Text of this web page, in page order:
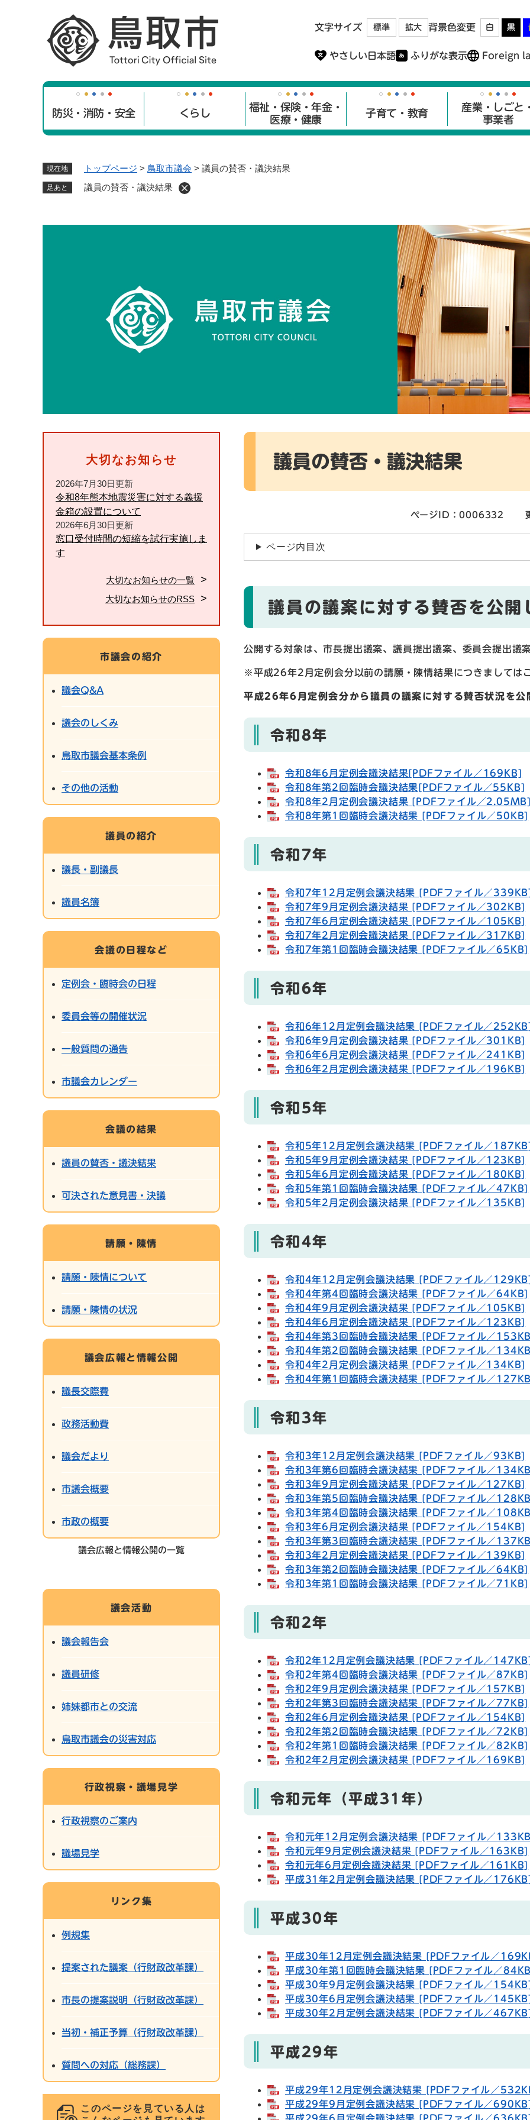
文字サイズ 標準 拡大 背景色変更 白 黒
やさしい日本語 ふりがな表示 Foreign
防災・消防・安全 くらし
福祉・保険・年金・
医療・健康
子育て・教育
産業・しごと
事業者
現在地 トップページ > 鳥取市議会 > 議員の賛否・議決結果
足あと 議員の賛否・議決結果
本
議員の賛否・議決結果
ページID：0006332
ページ内目次
議員の議案に対する賛否を公開
公開する対象は、市長提出議案、議員提出議案、委員会提出議
※平成26年2月定例会分以前の請願・陳情結果につきましては
平成26年6月定例会分から議員の議案に対する賛否状況を公
令和8年
令和8年6月定例会議決結果[PDFファイル／169KB]
令和8年第2回臨時会議決結果[PDFファイル／55KB]
令和8年2月定例会議決結果 [PDFファイル／
令和8年第1回臨時会議決結果 [PDFファイル／50KB]
令和7年
令和7年12月定例会議決結果 [PDFファイル／
令和7年9月定例会議決結果 [PDFファイル／302KB]
令和7年6月定例会議決結果 [PDFファイル／105KB]
令和7年2月定例会議決結果 [PDFファイル／317KB]
令和7年第1回臨時会議決結果 [PDFファイル／65KB]
令和6年
令和6年12月定例会議決結果 [PDFファイル／
令和6年9月定例会議決結果 [PDFファイル／301KB]
令和6年6月定例会議決結果 [PDFファイル／241KB]
令和6年2月定例会議決結果 [PDFファイル／196KB]
令和5年
令和5年12月定例会議決結果 [PDFファイル／
令和5年9月定例会議決結果 [PDFファイル／123KB]
令和5年6月定例会議決結果 [PDFファイル／180KB]
令和5年第1回臨時会議決結果 [PDFファイル／47KB]
令和5年2月定例会議決結果 [PDFファイル／135KB]
令和4年
令和4年12月定例会議決結果 [PDFファイル／
令和4年第4回臨時会議決結果 [PDFファイル／64KB]
令和4年9月定例会議決結果 [PDFファイル／105KB]
令和4年6月定例会議決結果 [PDFファイル／123KB]
令和4年第3回臨時会議決結果 [PDFファイル／
令和4年第2回臨時会議決結果 [PDFファイル／
令和4年2月定例会議決結果 [PDFファイル／134KB]
令和4年第1回臨時会議決結果 [PDFファイル／
令和3年
令和3年12月定例会議決結果 [PDFファイル／93KB]
令和3年第6回臨時会議決結果 [PDFファイル／
令和3年9月定例会議決結果 [PDFファイル／127KB]
令和3年第5回臨時会議決結果 [PDFファイル／
令和3年第4回臨時会議決結果 [PDFファイル／
令和3年6月定例会議決結果 [PDFファイル／154KB]
令和3年第3回臨時会議決結果 [PDFファイル／
令和3年2月定例会議決結果 [PDFファイル／139KB]
令和3年第2回臨時会議決結果 [PDFファイル／64KB]
令和3年第1回臨時会議決結果 [PDFファイル／71KB]
令和2年
令和2年12月定例会議決結果 [PDFファイル／
令和2年第4回臨時会議決結果 [PDFファイル／87KB]
令和2年9月定例会議決結果 [PDFファイル／157KB]
令和2年第3回臨時会議決結果 [PDFファイル／77KB]
令和2年6月定例会議決結果 [PDFファイル／154KB]
令和2年第2回臨時会議決結果 [PDFファイル／72KB]
令和2年第1回臨時会議決結果 [PDFファイル／82KB]
令和2年2月定例会議決結果 [PDFファイル／169KB]
令和元年（平成31年）
令和元年12月定例会議決結果 [PDFファイル／
令和元年9月定例会議決結果 [PDFファイル／163KB]
令和元年6月定例会議決結果 [PDFファイル／161KB]
平成31年2月定例会議決結果 [PDFファイル／
平成30年
平成30年12月定例会議決結果 [PDFファイル／
平成30年第1回臨時会議決結果 [PDFファイル／
平成30年9月定例会議決結果 [PDFファイル／
平成30年6月定例会議決結果 [PDFファイル／
平成30年2月定例会議決結果 [PDFファイル／
平成29年
平成29年12月定例会議決結果 [PDFファイル／
平成29年9月定例会議決結果 [PDFファイル／
大切なお知らせ
2026年7月30日更新
令和8年熊本地震災害に対する義援
金箱の設置について
2026年6月30日更新
窓口受付時間の短縮を試行実施しま
す
大切なお知らせの一覧
大切なお知らせのRSS
市議会の紹介
議会Q&A
議会のしくみ
鳥取市議会基本条例
その他の活動
議員の紹介
議長・副議長
議員名簿
会議の日程など
定例会・臨時会の日程
委員会等の開催状況
一般質問の通告
市議会カレンダー
会議の結果
議員の賛否・議決結果
可決された意見書・決議
請願・陳情
請願・陳情について
請願・陳情の状況
議会広報と情報公開
議長交際費
政務活動費
議会だより
市議会概要
市政の概要
議会広報と情報公開の一覧
議会活動
議会報告会
議員研修
姉妹都市との交流
鳥取市議会の災害対応
行政視察・議場見学
行政視察のご案内
議場見学
リンク集
例規集
提案された議案（行財政改革課）
市長の提案説明（行財政改革課）
当初・補正予算（行財政改革課）
質問への対応（総務課）
このページを見ている人は